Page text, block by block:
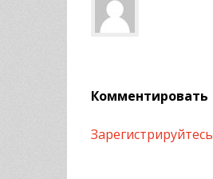
Комментировать
Зарегистрируйтесь